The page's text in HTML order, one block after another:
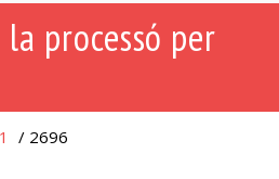
processó per
/ 2696